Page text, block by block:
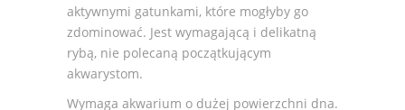
aktywnymi gatunkami, które mogłyby go
zdominować. Jest wymagającą i delikatną
rybą, nie polecaną początkującym
akwarystom.
Wymaga akwarium o dużej powierzchni dna.